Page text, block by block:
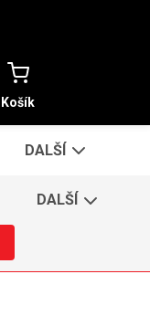
Košík
DALŠÍ
DALŠÍ